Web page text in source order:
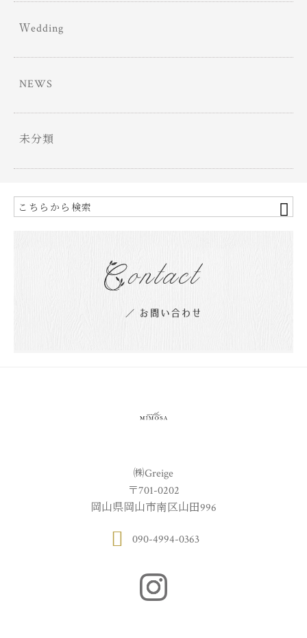
Ｗedding
NEWS
未分類
㈱Greige
〒701-0202
岡山県岡山市南区山田996
090-4994-0363